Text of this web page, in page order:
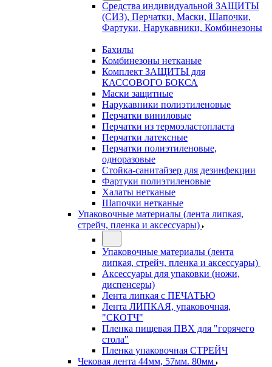
Средства индивидуальной ЗАЩИТЫ
(СИЗ), Перчатки, Маски, Шапочки,
Фартуки, Нарукавники, Комбинезоны
Бахилы
Комбинезоны нетканые
Комплект ЗАЩИТЫ для
КАССОВОГО БОКСА
Маски защитные
Нарукавники полиэтиленовые
Перчатки виниловые
Перчатки из термоэластопласта
Перчатки латексные
Перчатки полиэтиленовые,
одноразовые
Стойка-санитайзер для дезинфекции
Фартуки полиэтиленовые
Халаты нетканые
Шапочки нетканые
Упаковочные материалы (лента липкая,
стрейч, пленка и аксессуары)
Упаковочные материалы (лента
липкая, стрейч, пленка и аксессуары)
Аксессуары для упаковки (ножи,
диспенсеры)
Лента липкая с ПЕЧАТЬЮ
Лента ЛИПКАЯ, упаковочная,
"СКОТЧ"
Пленка пищевая ПВХ для "горячего
стола"
Пленка упаковочная СТРЕЙЧ
Чековая лента 44мм, 57мм. 80мм